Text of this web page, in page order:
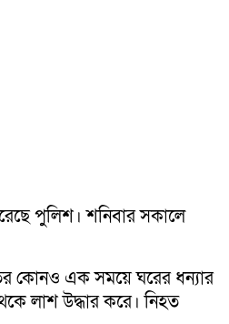
পুলিশ। শনিবার সকালে
কোনও এক সময়ে ঘরের ধন্যার
লাশ উদ্ধার করে। নিহত